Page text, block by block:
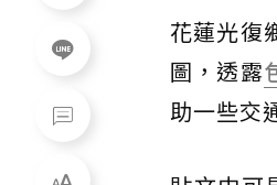
花蓮光復
圖，透露
助一些交